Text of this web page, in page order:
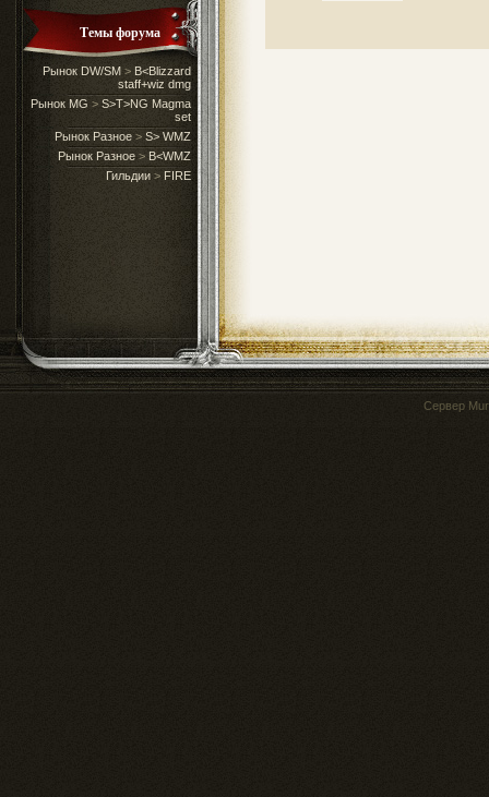
Темы форума
Рынок DW/SM > B<Blizzard
staff+wiz dmg
Рынок MG > S>T>NG Magma
set
Рынок Разное > S> WMZ
Рынок Разное > B<WMZ
Гильдии > FIRE
Сервер